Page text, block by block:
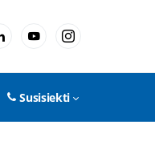
Susisiekti